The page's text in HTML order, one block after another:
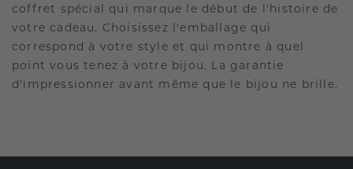
coffret spécial qui marque le début de l'histoire de
votre cadeau. Choisissez l'emballage qui
correspond à votre style et qui montre à quel
point vous tenez à votre bijou. La garantie
d'impressionner avant même que le bijou ne brille.